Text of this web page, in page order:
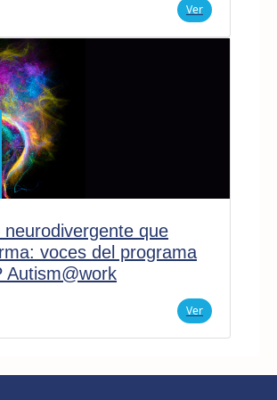
Ver
neurodivergente que
voces del programa
Autism@work
Ver